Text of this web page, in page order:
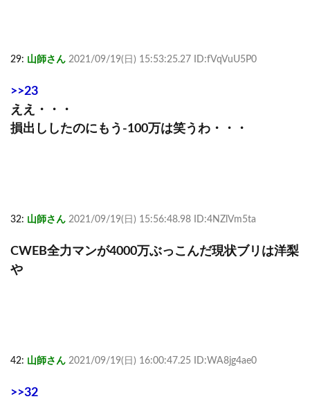
29: 山師さん 2021/09/19(日) 15:53:25.27 ID:fVqVuU5P0
>>23
ええ・・・
損出ししたのにもう-100万は笑うわ・・・
32: 山師さん 2021/09/19(日) 15:56:48.98 ID:4NZlVm5ta
CWEB全力マンが4000万ぶっこんだ現状ブリは洋梨
や
42: 山師さん 2021/09/19(日) 16:00:47.25 ID:WA8jg4ae0
>>32